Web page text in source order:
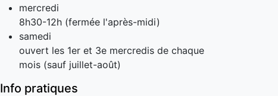
mercredi
8h30-12h (fermée l'après-midi)
samedi
ouvert les 1er et 3e mercredis de chaque
mois (sauf juillet-août)
Info pratiques